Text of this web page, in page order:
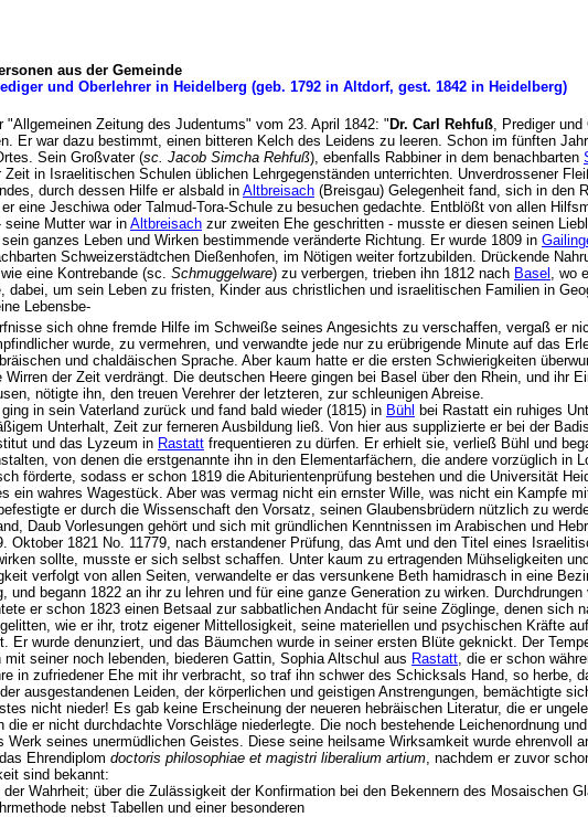
aus der Gemeinde
und Oberlehrer in Heidelberg (geb. 1792 in Altdorf, gest. 1842 in Heidelberg)
"Allgemeinen Zeitung des Judentums" vom 23. April 1842: " Dr. Carl Rehfuß, Prediger und
Er war dazu bestimmt, einen bitteren Kelch des Leidens zu leeren. Schon im fünften
Sein Großvater (sc. Jacob Simcha Rehfuß), ebenfalls Rabbiner in dem benachbarten
Zeit in Israelitischen Schulen üblichen Lehrgegenständen unterrichten. Unverdrossener
durch dessen Hilfe er alsbald in Altbreisach (Breisgau) Gelegenheit fand, sich in den
eine Jeschiwa oder Talmud-Tora-Schule zu besuchen gedachte. Entblößt von allen
seine Mutter war in Altbreisach zur zweiten Ehe geschritten - musste er diesen seinen
ganzes Leben und Wirken bestimmende veränderte Richtung. Er wurde 1809 in
Schweizerstädtchen Dießenhofen, im Nötigen weiter fortzubilden. Drückende
eine Kontrebande (sc. Schmuggelware) zu verbergen, trieben ihn 1812 nach Basel , wo
dabei, um sein Leben zu fristen, Kinder aus christlichen und israelitischen Familien in
Lebensbe-
sich ohne fremde Hilfe im Schweiße seines Angesichts zu verschaffen, vergaß er
wurde, zu vermehren, und verwandte jede nur zu erübrigende Minute auf das
und chaldäischen Sprache. Aber kaum hatte er die ersten Schwierigkeiten
Wirren der Zeit verdrängt. Die deutschen Heere gingen bei Basel über den Rhein, und ihr
nötigte ihn, den treuen Verehrer der letzteren, zur schleunigen Abreise.
ging in sein Vaterland zurück und fand bald wieder (1815) in Bühl bei Rastatt ein ruhiges
Unterhalt, Zeit zur ferneren Ausbildung ließ. Von hier aus supplizierte er bei der
und das Lyzeum in Rastatt frequentieren zu dürfen. Er erhielt sie, verließ Bühl und
von denen die erstgenannte ihn in den Elementarfächern, die andere vorzüglich in
förderte, sodass er schon 1819 die Abiturientenprüfung bestehen und die Universität
ein wahres Wagestück. Aber was vermag nicht ein ernster Wille, was nicht ein Kampfe
er durch die Wissenschaft den Vorsatz, seinen Glaubensbrüdern nützlich zu
Daub Vorlesungen gehört und sich mit gründlichen Kenntnissen im Arabischen und
Oktober 1821 No. 11779, nach erstandener Prüfung, das Amt und den Titel eines
sollte, musste er sich selbst schaffen. Unter kaum zu ertragenden Mühseligkeiten
verfolgt von allen Seiten, verwandelte er das versunkene Beth hamidrasch in eine
und begann 1822 an ihr zu lehren und für eine ganze Generation zu wirken.
er schon 1823 einen Betsaal zur sabbatlichen Andacht für seine Zöglinge, denen sich
wie er ihr, trotz eigener Mittellosigkeit, seine materiellen und psychischen Kräfte
Er wurde denunziert, und das Bäumchen wurde in seiner ersten Blüte geknickt. Der
seiner noch lebenden, biederen Gattin, Sophia Altschul aus Rastatt, die er schon
in zufriedener Ehe mit ihr verbracht, so traf ihn schwer des Schicksals Hand, so herbe,
ausgestandenen Leiden, der körperlichen und geistigen Anstrengungen, bemächtigte
nicht nieder! Es gab keine Erscheinung der neueren hebräischen Literatur, die er
die er nicht durchdachte Vorschläge niederlegte. Die noch bestehende Leichenordnung
Werk seines unermüdlichen Geistes. Diese seine heilsame Wirksamkeit wurde ehrenvoll
Ehrendiplom doctoris philosophiae et magistri liberalium artium, nachdem er zuvor
sind bekannt:
der Wahrheit; über die Zulässigkeit der Konfirmation bei den Bekennern des Mosaischen
nebst Tabellen und einer besonderen